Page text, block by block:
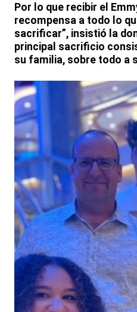
Por lo que recibir el
recompensa a todo lo
sacrificar”, insistió la
principal sacrificio
su familia, sobre todo a